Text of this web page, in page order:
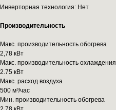
Инверторная технология: Нет
Производительность
Макс. производительность обогрева
2,78 кВт
Макс. производительность охлаждения
2.75 кВт
Макс. расход воздуха
500 м³/час
Мин. производительность обогрева